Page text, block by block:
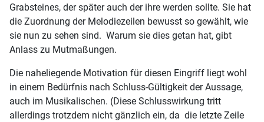
Grabsteines, der später auch der ihre werden sollte. Sie hat
die Zuordnung der Melodiezeilen bewusst so gewählt, wie
sie nun zu sehen sind. Warum sie dies getan hat, gibt
Anlass zu Mutmaßungen.
Die naheliegende Motivation für diesen Eingriff liegt wohl
in einem Bedürfnis nach Schluss-Gültigkeit der Aussage,
auch im Musikalischen. (Diese Schlusswirkung tritt
allerdings trotzdem nicht gänzlich ein, da die letzte Zeile